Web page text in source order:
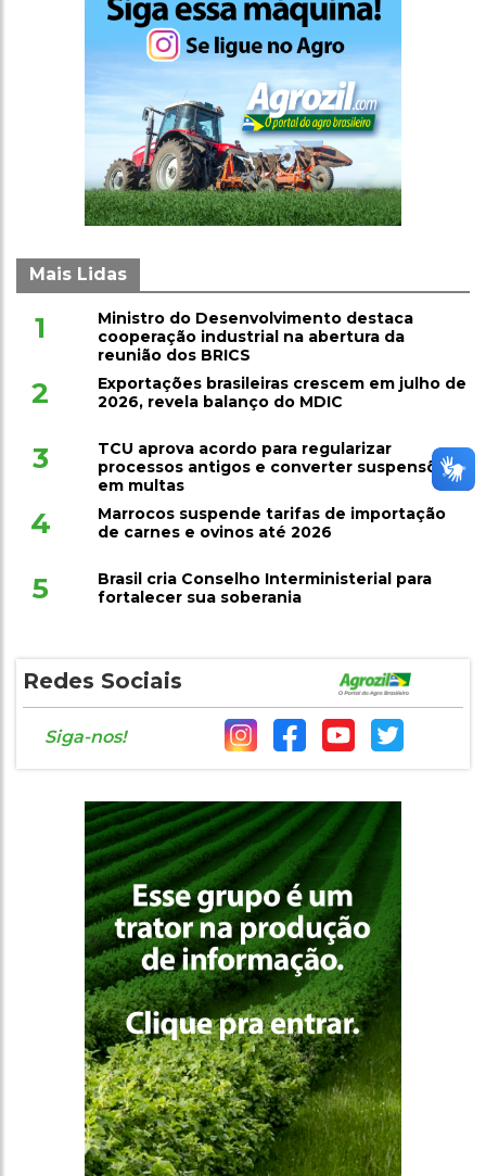
Mais Lidas
1
Ministro do Desenvolvimento destaca
cooperação industrial na abertura da
reunião dos BRICS
2
Exportações brasileiras crescem em julho de
2026, revela balanço do MDIC
3
TCU aprova acordo para regularizar
processos antigos e converter suspensões
em multas
4
Marrocos suspende tarifas de importação
de carnes e ovinos até 2026
5
Brasil cria Conselho Interministerial para
fortalecer sua soberania
Redes Sociais
Siga-nos!